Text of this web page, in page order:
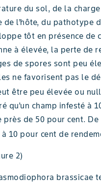
du sol, de la
l’hôte, du pathotype
tôt en présence de
à élevée, la perte de
de spores sont peu
ne favorisent pas le
être peu élevée ou
qu’un champ infesté à
près de 50 pour cent.
10 pour cent de
2)
brassicae